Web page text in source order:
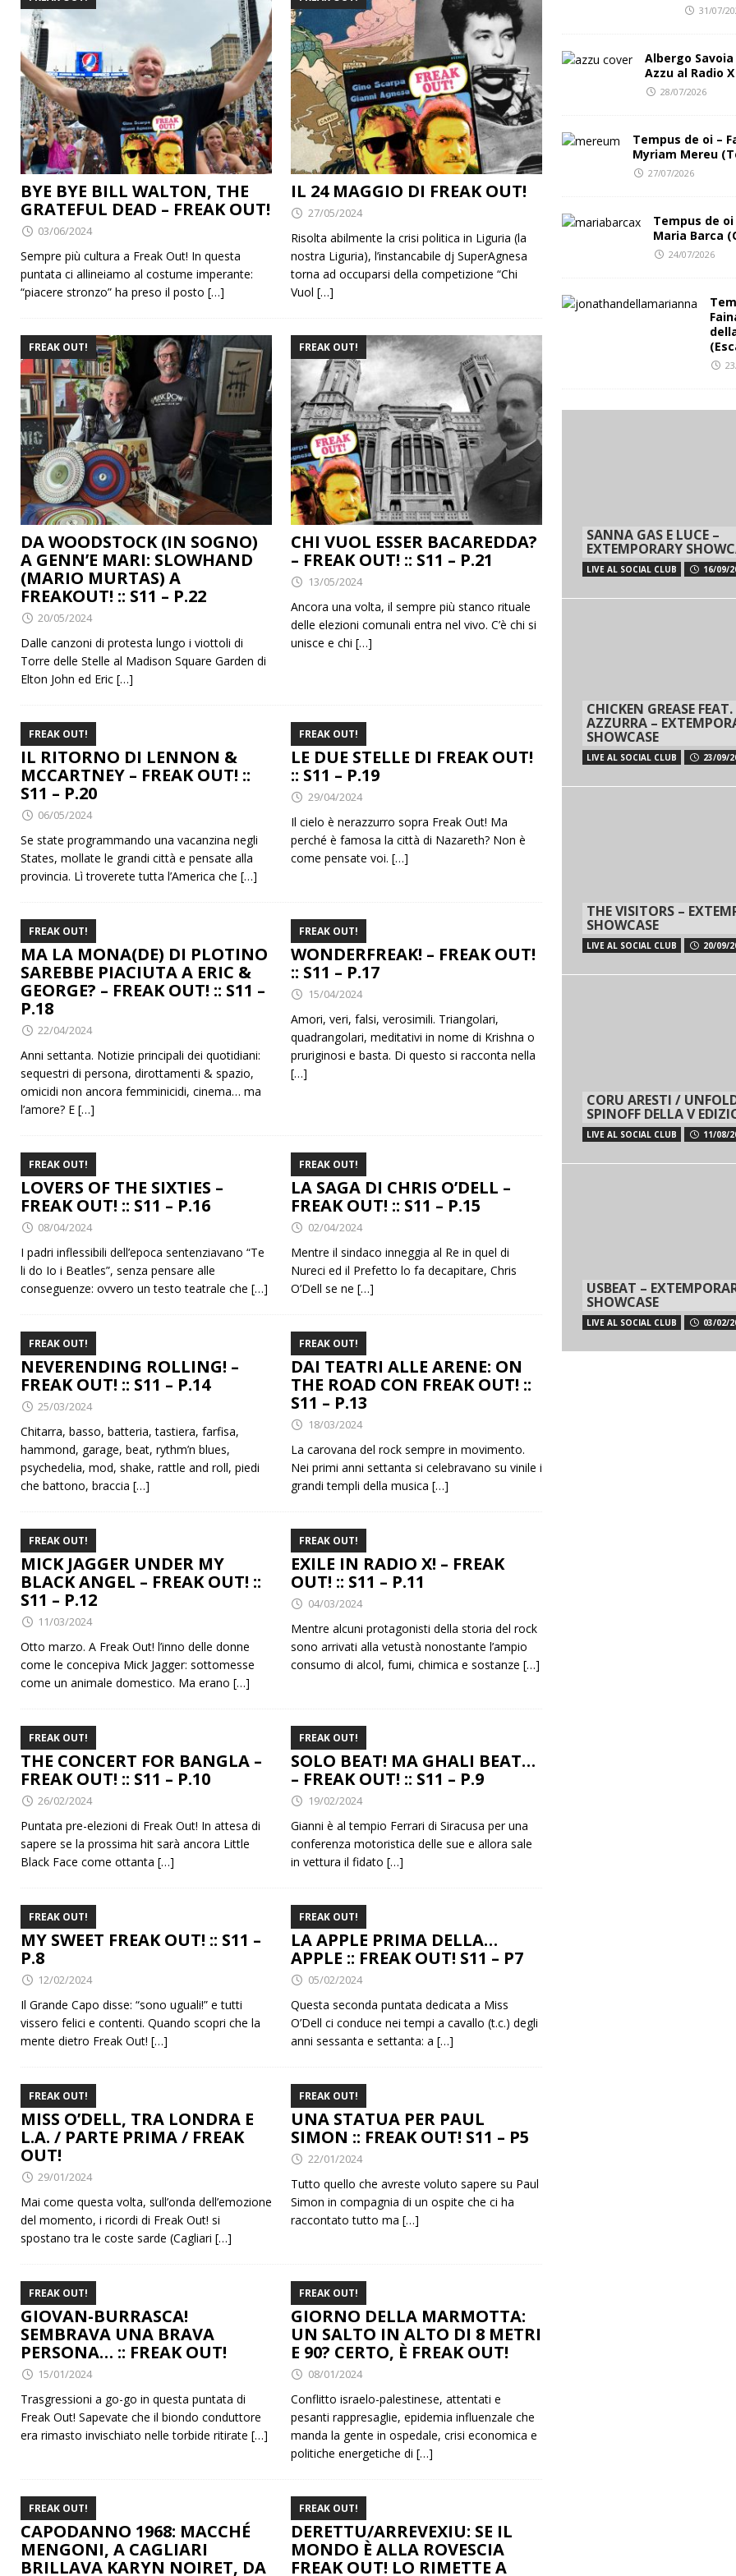
Albergo Savoia :: Simone Azzu al Radio X Social Club FESTIVAL INCIPIT
BYE BYE BILL WALTON, THE
GRATEFUL DEAD – FREAK OUT!
03/06/2024
Sempre più cultura a Freak Out! In questa
puntata ci allineiamo al costume imperante:
“piacere stronzo” ha preso il posto […]
IL 24 MAGGIO DI FREAK OUT!
27/05/2024
Risolta abilmente la crisi politica in Liguria (la
nostra Liguria), l’instancabile dj SuperAgnesa
torna ad occuparsi della competizione “Chi
Vuol […]
FREAK OUT!
DA WOODSTOCK (IN SOGNO)
A GENN’E MARI: SLOWHAND
(MARIO MURTAS) A
FREAKOUT! :: S11 – P.22
20/05/2024
Dalle canzoni di protesta lungo i viottoli di
Torre delle Stelle al Madison Square Garden di
Elton John ed Eric […]
FREAK OUT!
CHI VUOL ESSER BACAREDDA?
– FREAK OUT! :: S11 – P.21
13/05/2024
Ancora una volta, il sempre più stanco rituale
delle elezioni comunali entra nel vivo. C’è chi si
unisce e chi […]
FREAK OUT!
IL RITORNO DI LENNON &
MCCARTNEY – FREAK OUT! ::
S11 – P.20
06/05/2024
Se state programmando una vacanzina negli
States, mollate le grandi città e pensate alla
provincia. Lì troverete tutta l’America che […]
FREAK OUT!
LE DUE STELLE DI FREAK OUT!
:: S11 – P.19
29/04/2024
Il cielo è nerazzurro sopra Freak Out! Ma
perché è famosa la città di Nazareth? Non è
come pensate voi. […]
FREAK OUT!
MA LA MONA(DE) DI PLOTINO
SAREBBE PIACIUTA A ERIC &
GEORGE? – FREAK OUT! :: S11 –
P.18
22/04/2024
Anni settanta. Notizie principali dei quotidiani:
sequestri di persona, dirottamenti & spazio,
omicidi non ancora femminicidi, cinema… ma
l’amore? E […]
FREAK OUT!
WONDERFREAK! – FREAK OUT!
:: S11 – P.17
15/04/2024
Amori, veri, falsi, verosimili. Triangolari,
quadrangolari, meditativi in nome di Krishna o
pruriginosi e basta. Di questo si racconta nella
[…]
FREAK OUT!
LOVERS OF THE SIXTIES –
FREAK OUT! :: S11 – P.16
08/04/2024
I padri inflessibili dell’epoca sentenziavano “Te
li do Io i Beatles”, senza pensare alle
conseguenze: ovvero un testo teatrale che […]
FREAK OUT!
LA SAGA DI CHRIS O’DELL –
FREAK OUT! :: S11 – P.15
02/04/2024
Mentre il sindaco inneggia al Re in quel di
Nureci ed il Prefetto lo fa decapitare, Chris
O’Dell se ne […]
FREAK OUT!
NEVERENDING ROLLING! –
FREAK OUT! :: S11 – P.14
25/03/2024
Chitarra, basso, batteria, tastiera, farfisa,
hammond, garage, beat, rythm’n blues,
psychedelia, mod, shake, rattle and roll, piedi
che battono, braccia […]
FREAK OUT!
DAI TEATRI ALLE ARENE: ON
THE ROAD CON FREAK OUT! ::
S11 – P.13
18/03/2024
La carovana del rock sempre in movimento.
Nei primi anni settanta si celebravano su vinile i
grandi templi della musica […]
FREAK OUT!
MICK JAGGER UNDER MY
BLACK ANGEL – FREAK OUT! ::
S11 – P.12
11/03/2024
Otto marzo. A Freak Out! l’inno delle donne
come le concepiva Mick Jagger: sottomesse
come un animale domestico. Ma erano […]
FREAK OUT!
EXILE IN RADIO X! – FREAK
OUT! :: S11 – P.11
04/03/2024
Mentre alcuni protagonisti della storia del rock
sono arrivati alla vetustà nonostante l’ampio
consumo di alcol, fumi, chimica e sostanze […]
FREAK OUT!
THE CONCERT FOR BANGLA –
FREAK OUT! :: S11 – P.10
26/02/2024
Puntata pre-elezioni di Freak Out! In attesa di
sapere se la prossima hit sarà ancora Little
Black Face come ottanta […]
FREAK OUT!
SOLO BEAT! MA GHALI BEAT…
– FREAK OUT! :: S11 – P.9
19/02/2024
Gianni è al tempio Ferrari di Siracusa per una
conferenza motoristica delle sue e allora sale
in vettura il fidato […]
FREAK OUT!
MY SWEET FREAK OUT! :: S11 –
P.8
12/02/2024
Il Grande Capo disse: “sono uguali!” e tutti
vissero felici e contenti. Quando scopri che la
mente dietro Freak Out! […]
FREAK OUT!
LA APPLE PRIMA DELLA…
APPLE :: FREAK OUT! S11 – P7
05/02/2024
Questa seconda puntata dedicata a Miss
O’Dell ci conduce nei tempi a cavallo (t.c.) degli
anni sessanta e settanta: a […]
FREAK OUT!
MISS O’DELL, TRA LONDRA E
L.A. / PARTE PRIMA / FREAK
OUT!
29/01/2024
Mai come questa volta, sull’onda dell’emozione
del momento, i ricordi di Freak Out! si
spostano tra le coste sarde (Cagliari […]
FREAK OUT!
UNA STATUA PER PAUL
SIMON :: FREAK OUT! S11 – P5
22/01/2024
Tutto quello che avreste voluto sapere su Paul
Simon in compagnia di un ospite che ci ha
raccontato tutto ma […]
FREAK OUT!
GIOVAN-BURRASCA!
SEMBRAVA UNA BRAVA
PERSONA… :: FREAK OUT!
15/01/2024
Trasgressioni a go-go in questa puntata di
Freak Out! Sapevate che il biondo conduttore
era rimasto invischiato nelle torbide ritirate […]
FREAK OUT!
GIORNO DELLA MARMOTTA:
UN SALTO IN ALTO DI 8 METRI
E 90? CERTO, È FREAK OUT!
08/01/2024
Conflitto israelo-palestinese, attentati e
pesanti rappresaglie, epidemia influenzale che
manda la gente in ospedale, crisi economica e
politiche energetiche di […]
FREAK OUT!
CAPODANNO 1968: MACCHÉ
MENGONI, A CAGLIARI
BRILLAVA KARYN NOIRET, DA
FREAK OUT!
DERETTU/ARREVEXIU: SE IL
MONDO È ALLA ROVESCIA
FREAK OUT! LO RIMETTE A
31/07/
Albergo Savoia
Azzu al Radio
28/07/2026
Tempus de oi –
Myriam Mereu
27/07/2026
Tempus de oi
Maria Barca
24/07/2026
SANNA GAS E LUCE –
EXTEMPORARY
LIVE AL SOCIAL CLUB 16/09/
CHICKEN GREASE FEAT.
AZZURRA –
SHOWCASE
LIVE AL SOCIAL CLUB 23/09/
THE VISITORS –
SHOWCASE
LIVE AL SOCIAL CLUB 20/09/
CORU ARESTI /
SPINOFF DELLA V
LIVE AL SOCIAL CLUB 11/08/
USBEAT –
SHOWCASE
LIVE AL SOCIAL CLUB 03/02/